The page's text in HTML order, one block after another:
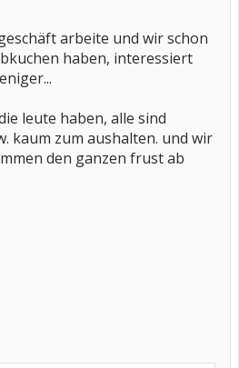
arbeite und wir schon
haben, interessiert
leute haben, alle sind
kaum zum aushalten. und wir
den ganzen frust ab